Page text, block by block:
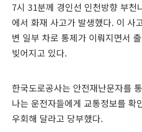
7시 31분께 경인선 인천방향 부천
에서 화재 사고가 발생했다. 이 사
변 일부 차로 통제가 이뤄지면서
빚어지고 있다.
한국도로공사는 안전재난문자를
나는 운전자들에게 교통정보를 확
우회해 달라고 당부했다.